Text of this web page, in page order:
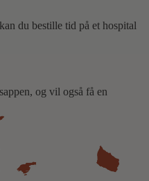
du bestille tid på et hospital
og vil også få en